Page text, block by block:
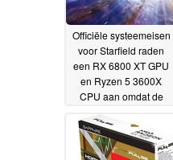
Officiële systeemeisen
voor Starfield raden
een RX 6800 XT GPU
en Ryzen 5 3600X
CPU aan omdat de
op consoles
13-06-2023